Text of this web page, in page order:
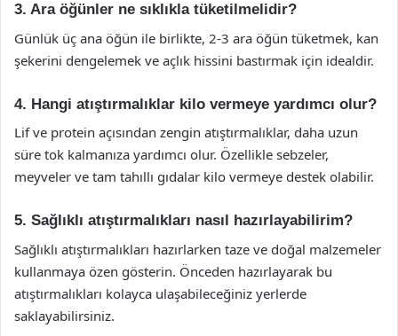
3. Ara öğünler ne sıklıkla tüketilmelidir?
Günlük üç ana öğün ile birlikte, 2-3 ara öğün tüketmek, kan
şekerini dengelemek ve açlık hissini bastırmak için idealdir.
4. Hangi atıştırmalıklar kilo vermeye yardımcı olur?
Lif ve protein açısından zengin atıştırmalıklar, daha uzun
süre tok kalmanıza yardımcı olur. Özellikle sebzeler,
meyveler ve tam tahıllı gıdalar kilo vermeye destek olabilir.
5. Sağlıklı atıştırmalıkları nasıl hazırlayabilirim?
Sağlıklı atıştırmalıkları hazırlarken taze ve doğal malzemeler
kullanmaya özen gösterin. Önceden hazırlayarak bu
atıştırmalıkları kolayca ulaşabileceğiniz yerlerde
saklayabilirsiniz.